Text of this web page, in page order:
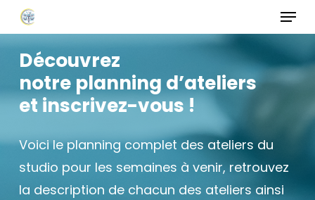
Skip
to
main
content
Menu
Découvrez
notre planning d’ateliers
et inscrivez-vous !
Voici le planning complet des ateliers du
studio pour les semaines à venir, retrouvez
la description de chacun des ateliers ainsi
Close
Menu